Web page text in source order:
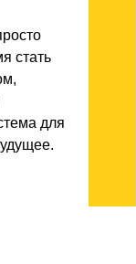
стать
для